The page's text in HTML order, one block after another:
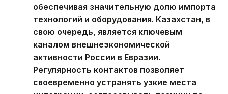
обеспечивая значительную долю импорта
технологий и оборудования. Казахстан, в
свою очередь, является ключевым
каналом внешнеэкономической
активности России в Евразии.
Регулярность контактов позволяет
своевременно устранять узкие места